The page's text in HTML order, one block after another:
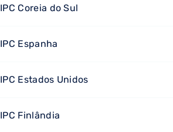
IPC Coreia do Sul
IPC Espanha
IPC Estados Unidos
IPC Finlândia